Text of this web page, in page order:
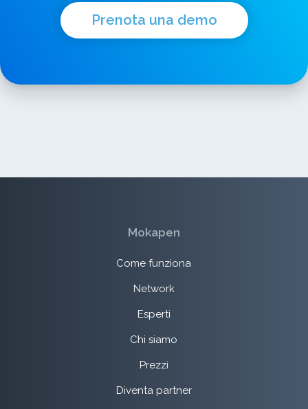
Prenota una demo
Mokapen
Come funziona
Network
Esperti
Chi siamo
Prezzi
Diventa partner